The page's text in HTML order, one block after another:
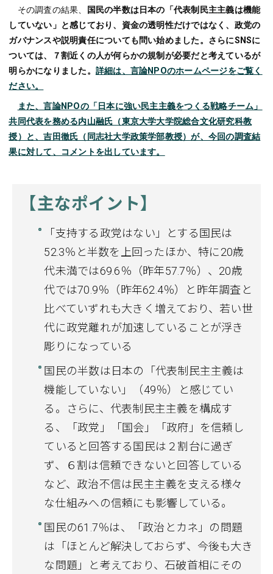
その調査の結果、
国民の半数は日本の「代表制民主主義は機能
していない」と感じており、資金の透明性だけではなく、政党の
ガバナンスや説明責任についても問い始めました。さらにSNSに
ついては、７割近くの人が何らかの規制が必要だと考えているが
明らかになりました。 詳細は、言論NPOのホームページをご覧く
ださい。
また、言論NPOの「日本に強い民主主義をつくる戦略チーム」
共同代表を務める内山融氏（東京大学大学院総合文化研究科教
授）と、吉田徹氏（同志社大学政策学部教授）が、今回の調査結
果に対して、コメントを出しています。
【主なポイント】
「支持する政党はない」とする国民は
52.3％と半数を上回ったほか、特に20歳
代未満では69.6％（昨年57.7％）、20歳
代では70.9％（昨年62.4％）と昨年調査と
比べていずれも大きく増えており、若い世
代に政党離れが加速していることが浮き
彫りになっている
国民の半数は日本の「代表制民主主義は
機能していない」（49％）と感じてい
る。さらに、代表制民主主義を構成す
る、「政党」「国会」「政府」を信頼し
ていると回答する国民は２割台に過ぎ
ず、６割は信頼できないと回答している
など、政治不信は民主主義を支える様々
な仕組みへの信頼にも影響している。
国民の61.7％は、「政治とカネ」の問題
は「ほとんど解決しておらず、今後も大き
な問題」と考えており、石破首相にその